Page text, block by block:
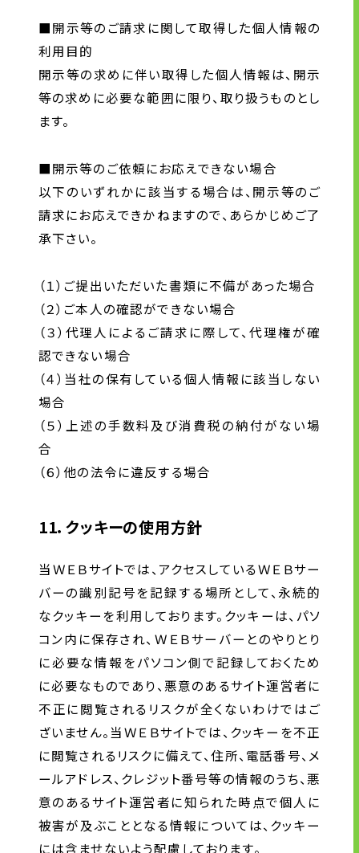
■開示等のご請求に関して取得した個人情報の
利用目的
開示等の求めに伴い取得した個人情報は、開示
等の求めに必要な範囲に限り、取り扱うものとし
ます。
■開示等のご依頼にお応えできない場合
以下のいずれかに該当する場合は、開示等のご
請求にお応えできかねますので、あらかじめご了
承下さい。
（１）ご提出いただいた書類に不備があった場合
（２）ご本人の確認ができない場合
（３）代理人によるご請求に際して、代理権が確
認できない場合
（４）当社の保有している個人情報に該当しない
場合
（５）上述の手数料及び消費税の納付がない場
合
（６）他の法令に違反する場合
11．クッキーの使用方針
当ＷＥＢサイトでは、アクセスしているＷＥＢサー
バーの識別記号を記録する場所として、永続的
なクッキーを利用しております。クッキーは、パソ
コン内に保存され、ＷＥＢサーバーとのやりとり
に必要な情報をパソコン側で記録しておくため
に必要なものであり、悪意のあるサイト運営者に
不正に閲覧されるリスクが全くないわけではご
ざいません。当ＷＥＢサイトでは、クッキーを不正
に閲覧されるリスクに備えて、住所、電話番号、メ
ールアドレス、クレジット番号等の情報のうち、悪
意のあるサイト運営者に知られた時点で個人に
被害が及ぶこととなる情報については、クッキー
には含ませないよう配慮しております。